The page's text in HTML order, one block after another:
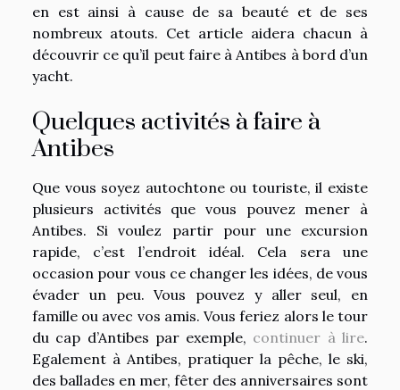
en est ainsi à cause de sa beauté et de ses
nombreux atouts. Cet article aidera chacun à
découvrir ce qu’il peut faire à Antibes à bord d’un
yacht.
Quelques activités à faire à
Antibes
Que vous soyez autochtone ou touriste, il existe
plusieurs activités que vous pouvez mener à
Antibes. Si voulez partir pour une excursion
rapide, c’est l’endroit idéal. Cela sera une
occasion pour vous ce changer les idées, de vous
évader un peu. Vous pouvez y aller seul, en
famille ou avec vos amis. Vous feriez alors le tour
du cap d’Antibes par exemple, continuer à lire.
Egalement à Antibes, pratiquer la pêche, le ski,
des ballades en mer, fêter des anniversaires sont